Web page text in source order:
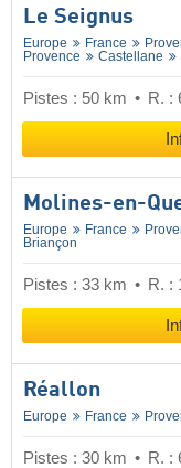
Le Seignus
Europe France
Provence
Castellane
Pistes : 50 km R. :
Molines-en-
Europe France
Briançon
Pistes : 33 km R. :
Réallon
Europe France
Pistes : 30 km R. :